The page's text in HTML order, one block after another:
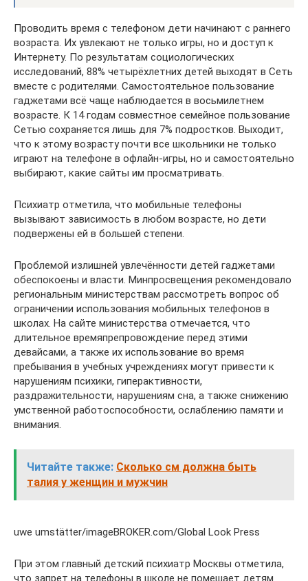
Проводить время с телефоном дети начинают с раннего
возраста. Их увлекают не только игры, но и доступ к
Интернету. По результатам социологических
исследований, 88% четырёхлетних детей выходят в Сеть
вместе с родителями. Самостоятельное пользование
гаджетами всё чаще наблюдается в восьмилетнем
возрасте. К 14 годам совместное семейное пользование
Сетью сохраняется лишь для 7% подростков. Выходит,
что к этому возрасту почти все школьники не только
играют на телефоне в офлайн-игры, но и самостоятельно
выбирают, какие сайты им просматривать.
Психиатр отметила, что мобильные телефоны
вызывают зависимость в любом возрасте, но дети
подвержены ей в большей степени.
Проблемой излишней увлечённости детей гаджетами
обеспокоены и власти. Минпросвещения рекомендовало
региональным министерствам рассмотреть вопрос об
ограничении использования мобильных телефонов в
школах. На сайте министерства отмечается, что
длительное времяпрепровождение перед этими
девайсами, а также их использование во время
пребывания в учебных учреждениях могут привести к
нарушениям психики, гиперактивности,
раздражительности, нарушениям сна, а также снижению
умственной работоспособности, ослаблению памяти и
внимания.
Читайте также: Сколько см должна быть
талия у женщин и мужчин
uwe umstätter/imageBROKER.com/Global Look Press
При этом главный детский психиатр Москвы отметила,
что запрет на телефоны в школе не помешает детям